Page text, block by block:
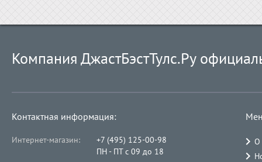
Компания ДжастБэстТулс.Ру
Контактная информация:
Интернет-магазин:
+7 (495) 125-00-98
ПН - ПТ с 09 до 18
О